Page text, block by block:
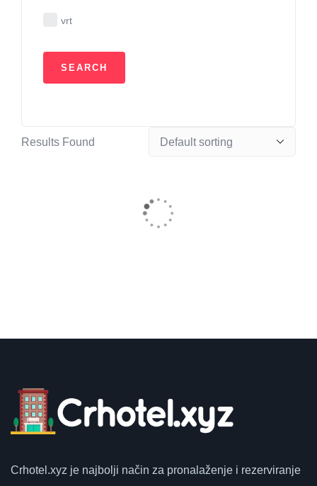
vrt
Results Found
Crhotel.xyz je najbolji način za pronalaženje i rezerviranje